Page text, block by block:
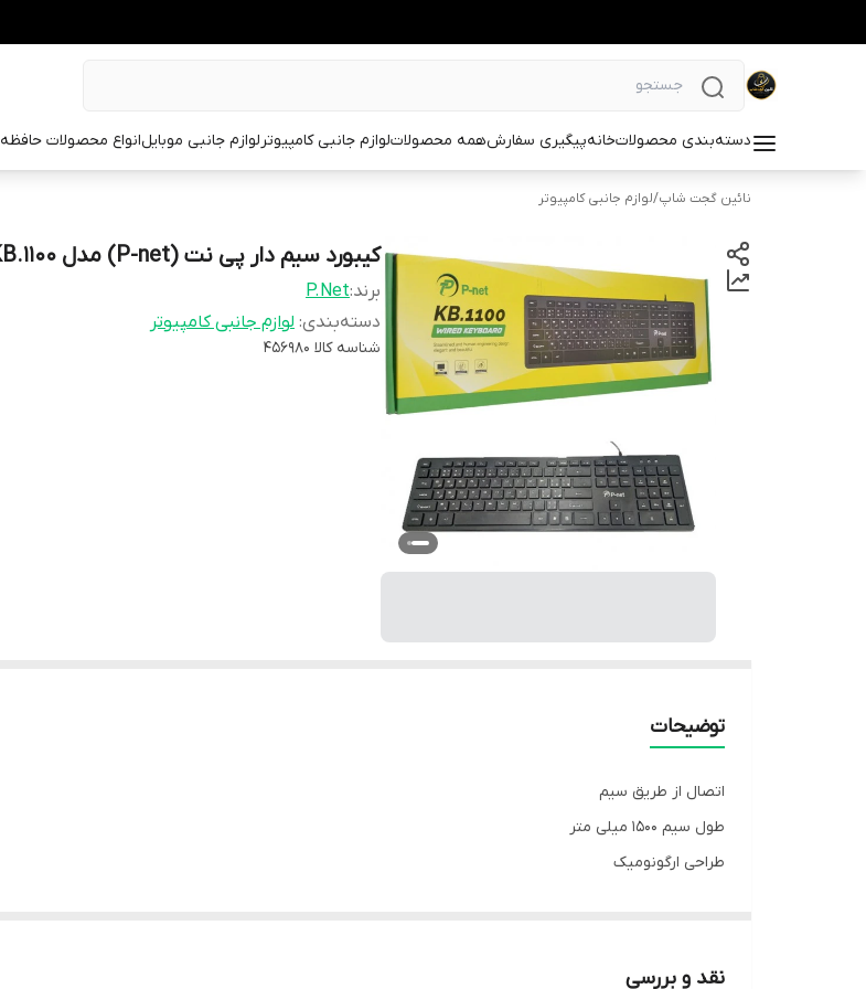
دسته‌بندی محصولاتخانهپیگیری سفارشهمه محصولاتلوازم جانبی کامپیوترلوازم جانبی موبایلانواع محصولات حافظه
نائین گجت شاپ/لوازم جانبی کامپیوتر
کیبورد سیم دار پی نت (P-net) مدل KB.1100
برند:P.Net
دسته‌بندی: لوازم جانبی کامپیوتر
شناسه کالا 456980
توضیحات
اتصال از طریق سیم
طول سیم 1500 میلی متر
طراحی ارگونومیک
بی صدا
نقد و بررسی